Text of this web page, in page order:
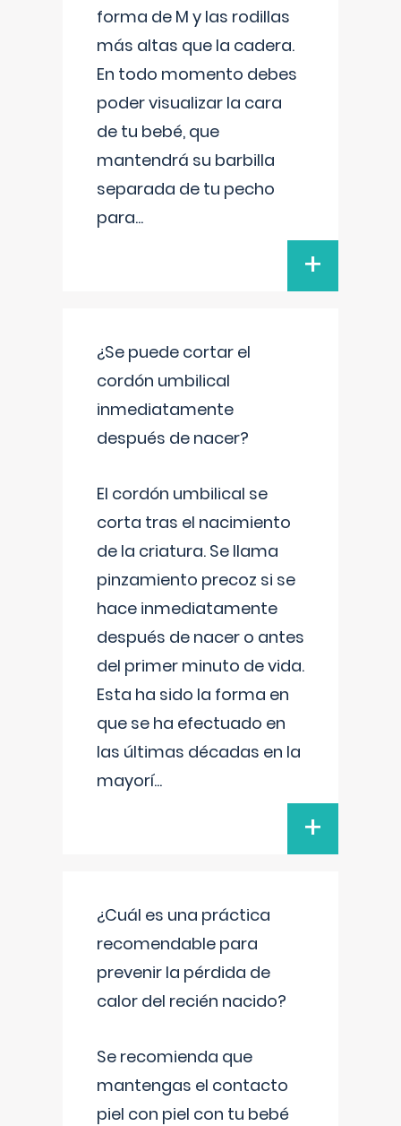
forma de M y las rodillas
más altas que la cadera.
En todo momento debes
poder visualizar la cara
de tu bebé, que
mantendrá su barbilla
separada de tu pecho
para...
+
¿Se puede cortar el
cordón umbilical
inmediatamente
después de nacer?
El cordón umbilical se
corta tras el nacimiento
de la criatura. Se llama
pinzamiento precoz si se
hace inmediatamente
después de nacer o antes
del primer minuto de vida.
Esta ha sido la forma en
que se ha efectuado en
las últimas décadas en la
mayorí...
+
¿Cuál es una práctica
recomendable para
prevenir la pérdida de
calor del recién nacido?
Se recomienda que
mantengas el contacto
piel con piel con tu bebé